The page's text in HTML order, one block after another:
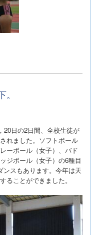
20日の2日間、全校生徒が
れました。ソフトボール
ーボール（女子）、バド
ジボール（女子）の6種目
ンスもあります。今年は天
ることができました。